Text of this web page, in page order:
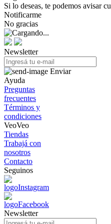
Si lo deseas, te podemos avisar
Notificarme
No gracias
Newsletter
Enviar
Ayuda
Preguntas
frecuentes
Términos y
condiciones
VeoVeo
Tiendas
Trabajá con
nosotros
Contacto
Seguinos
Newsletter